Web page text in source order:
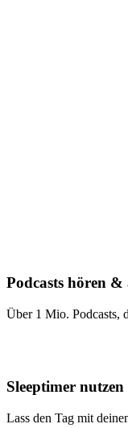
Podcasts hören &
Über 1 Mio. Podcasts,
Sleeptimer nutzen
Lass den Tag mit